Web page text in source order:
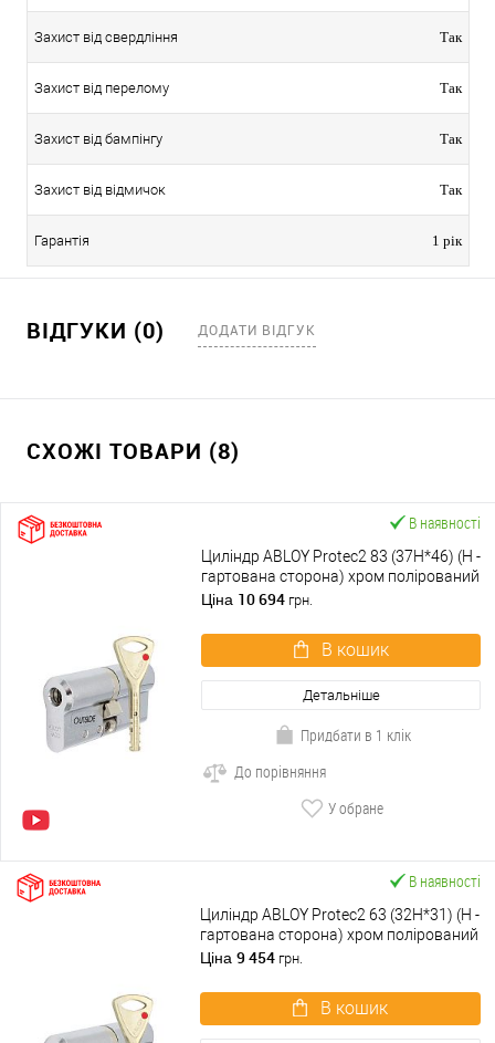
Захист від свердління Так
Захист від перелому Так
Захист від бампінгу Так
Захист від відмичок Так
Гарантія 1 рік
ВІДГУКИ (0) ДОДАТИ ВІДГУК
СХОЖІ ТОВАРИ (8)
В наявності
Циліндр ABLOY Protec2 83 (37H*46) (H -
гартована сторона) хром полірований
Ціна 10 694 грн.
В кошик
Детальніше
Придбати в 1 клік
До порівняння
У обране
В наявності
Циліндр ABLOY Protec2 63 (32H*31) (H -
гартована сторона) хром полірований
Ціна 9 454 грн.
В кошик